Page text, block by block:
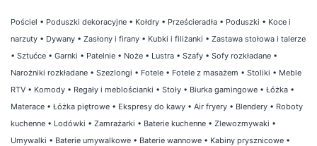
Pościel • Poduszki dekoracyjne • Kołdry • Prześcieradła • Poduszki • Koce i
narzuty • Dywany • Zasłony i firany • Kubki i filiżanki • Zastawa stołowa i talerze
• Sztućce • Garnki • Patelnie • Noże • Lustra • Szafy • Sofy rozkładane •
Narożniki rozkładane • Szezlongi • Fotele • Fotele z masażem • Stoliki • Meble
RTV • Komody • Regały i meblościanki • Stoły • Biurka gamingowe • Łóżka •
Materace • Łóżka piętrowe • Ekspresy do kawy • Air fryery • Blendery • Roboty
kuchenne • Lodówki • Zamrażarki • Baterie kuchenne • Zlewozmywaki •
Umywalki • Baterie umywalkowe • Baterie wannowe • Kabiny prysznicowe •